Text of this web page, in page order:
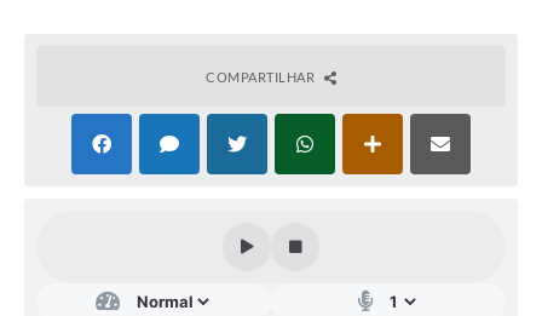
Editais
Transparência
COMPARTILHAR